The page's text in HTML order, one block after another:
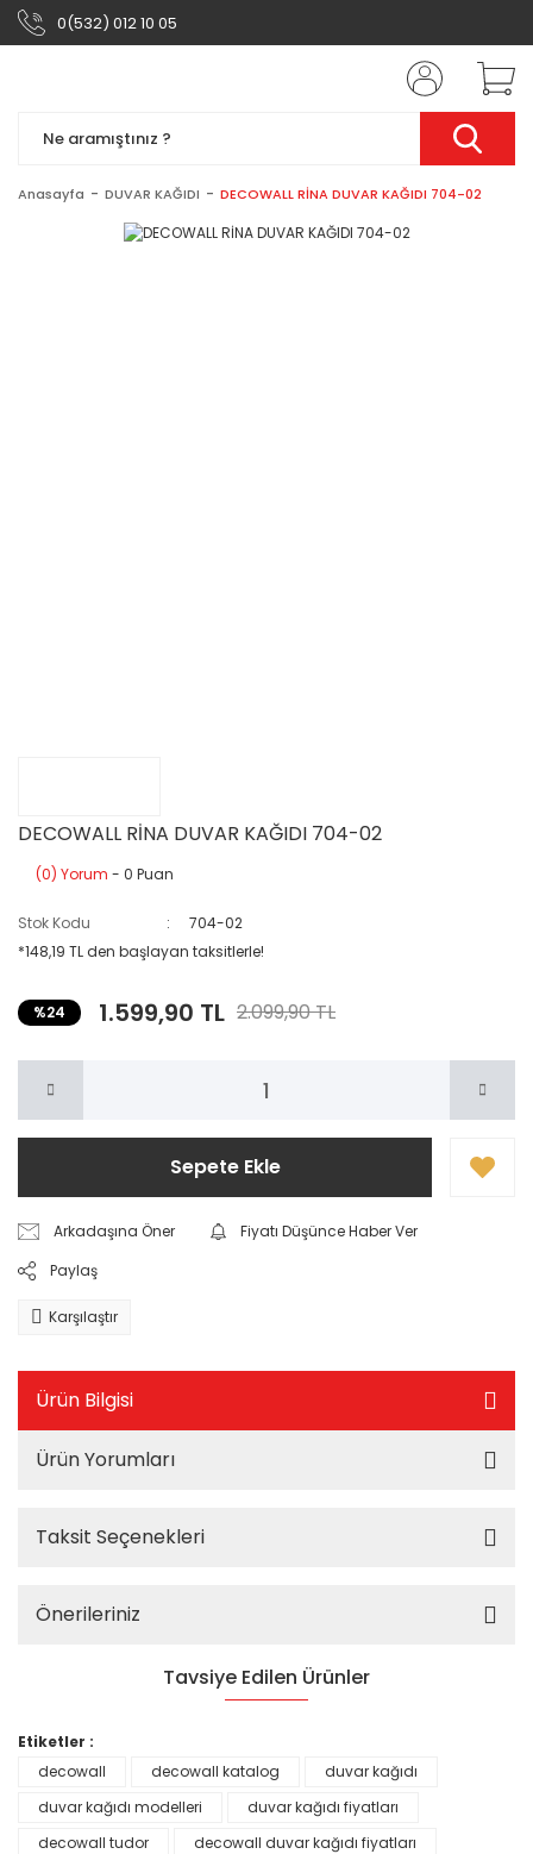
0(532) 012 10 05
Anasayfa DUVAR KAĞIDI DECOWALL RİNA DUVAR KAĞIDI 704-02
DECOWALL RİNA DUVAR KAĞIDI 704-02
(0) Yorum - 0 Puan
Stok Kodu
704-02
*148,19 TL den başlayan taksitlerle!
%24 1.599,90 TL 2.099,90 TL
Sepete Ekle
Arkadaşına Öner
Fiyatı Düşünce Haber Ver
Paylaş
Karşılaştır
Ürün Bilgisi
Ürün Yorumları
Taksit Seçenekleri
Önerileriniz
Tavsiye Edilen Ürünler
Etiketler :
decowall
decowall katalog
duvar kağıdı
duvar kağıdı modelleri
duvar kağıdı fiyatları
decowall tudor
decowall duvar kağıdı fiyatları